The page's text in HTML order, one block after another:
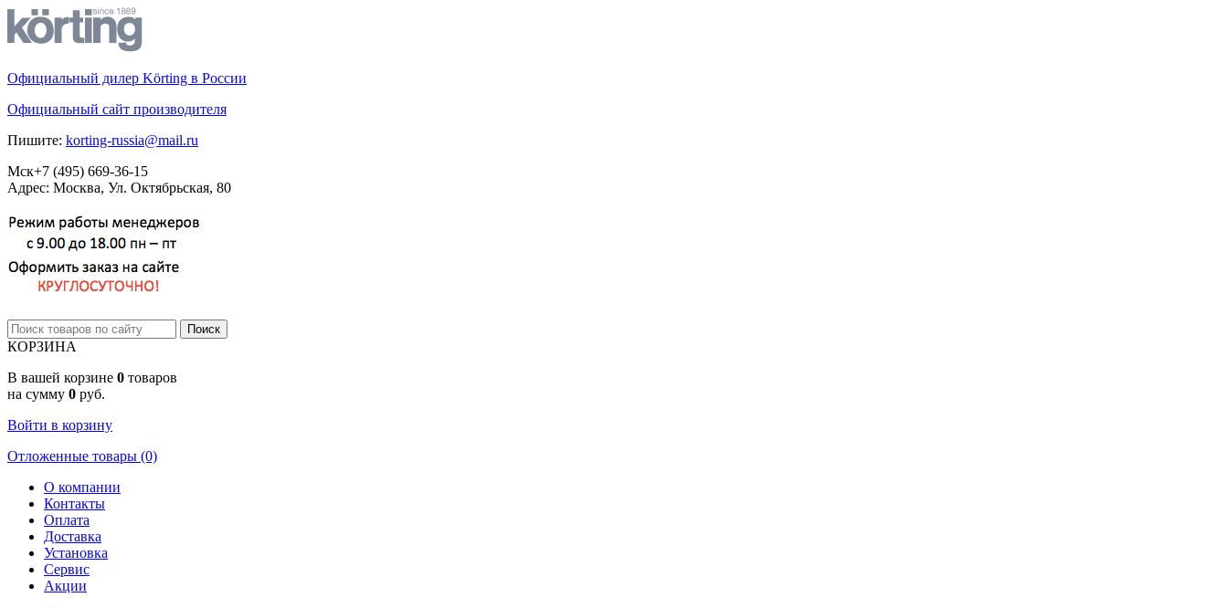
Официальный дилер Körting в России
Официальный сайт производителя
Пишите: korting-russia@mail.ru
Мск+7 (495) 669-36-15
Адрес: Москва, Ул. Октябрьская, 80
КОРЗИНА
В вашей корзине 0 товаров
на сумму 0 руб.
Войти в корзину
Отложенные товары (0)
О компании
Контакты
Оплата
Доставка
Установка
Сервис
Акции